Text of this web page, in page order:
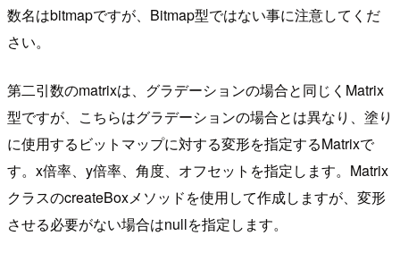
数名はbitmapですが、Bitmap型ではない事に注意してくだ
さい。
第二引数のmatrixは、グラデーションの場合と同じくMatrix
型ですが、こちらはグラデーションの場合とは異なり、塗り
に使用するビットマップに対する変形を指定するMatrixで
す。x倍率、y倍率、角度、オフセットを指定します。Matrix
クラスのcreateBoxメソッドを使用して作成しますが、変形
させる必要がない場合はnullを指定します。